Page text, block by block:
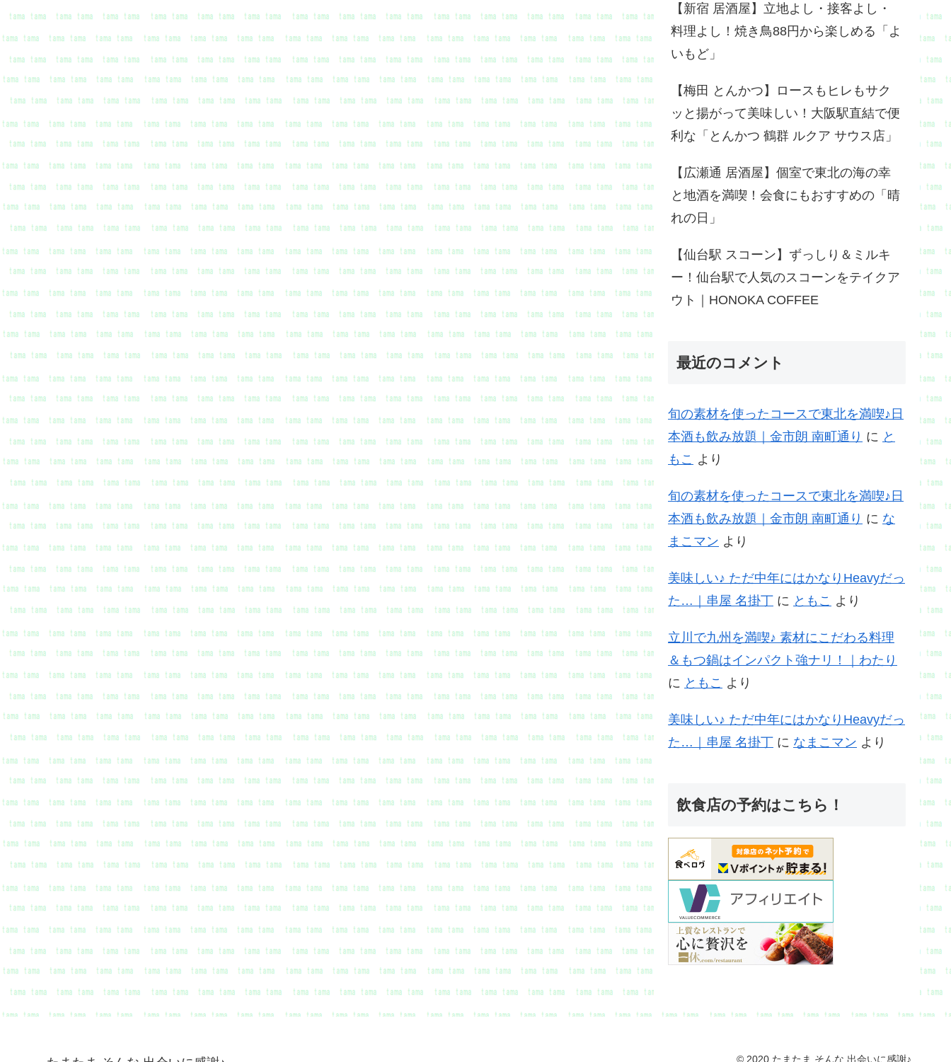
【新宿 居酒屋】立地よし・接客よし・
料理よし！焼き鳥88円から楽しめる「よ
いもど」
【梅田 とんかつ】ロースもヒレもサク
ッと揚がって美味しい！大阪駅直結で便
利な「とんかつ 鶴群 ルクア サウス店」
【広瀬通 居酒屋】個室で東北の海の幸
と地酒を満喫！会食にもおすすめの「晴
れの日」
【仙台駅 スコーン】ずっしり＆ミルキ
ー！仙台駅で人気のスコーンをテイクア
ウト｜HONOKA COFFEE
最近のコメント
旬の素材を使ったコースで東北を満喫♪日
本酒も飲み放題｜金市朗 南町通り に と
もこ より
旬の素材を使ったコースで東北を満喫♪日
本酒も飲み放題｜金市朗 南町通り に な
まこマン より
美味しい♪ ただ中年にはかなりHeavyだっ
た…｜串屋 名掛丁 に ともこ より
立川で九州を満喫♪ 素材にこだわる料理
＆もつ鍋はインパクト強ナリ！｜わたり
に ともこ より
美味しい♪ ただ中年にはかなりHeavyだっ
た…｜串屋 名掛丁 に なまこマン より
飲食店の予約はこちら！
© 2020 たまたま そんな 出会いに感謝♪.